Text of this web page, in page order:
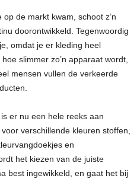
de markt kwam, schoot z’n
doorontwikkeld. Tegenwoordig
omdat je er kleding heel
slimmer zo’n apparaat wordt,
mensen vullen de verkeerde
er nu een hele reeks aan
verschillende kleuren stoffen,
en
het kiezen van de juiste
best ingewikkeld, en gaat het bij